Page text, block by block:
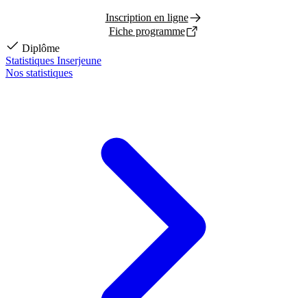
Inscription en ligne
Fiche programme
Diplôme
Statistiques Inserjeune
Nos statistiques